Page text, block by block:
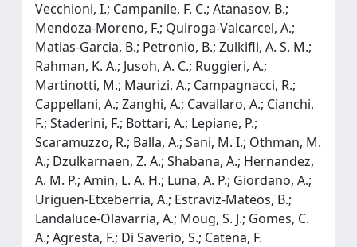
Vecchioni, I.; Campanile, F. C.; Atanasov, B.;
Mendoza-Moreno, F.; Quiroga-Valcarcel, A.;
Matias-Garcia, B.; Petronio, B.; Zulkifli, A. S. M.;
Rahman, K. A.; Jusoh, A. C.; Ruggieri, A.;
Martinotti, M.; Maurizi, A.; Campagnacci, R.;
Cappellani, A.; Zanghi, A.; Cavallaro, A.; Cianchi,
F.; Staderini, F.; Bottari, A.; Lepiane, P.;
Scaramuzzo, R.; Balla, A.; Sani, M. I.; Othman, M.
A.; Dzulkarnaen, Z. A.; Shabana, A.; Hernandez,
A. M. P.; Amin, L. A. H.; Luna, A. P.; Giordano, A.;
Uriguen-Etxeberria, A.; Estraviz-Mateos, B.;
Landaluce-Olavarria, A.; Moug, S. J.; Gomes, C.
A.; Agresta, F.; Di Saverio, S.; Catena, F.